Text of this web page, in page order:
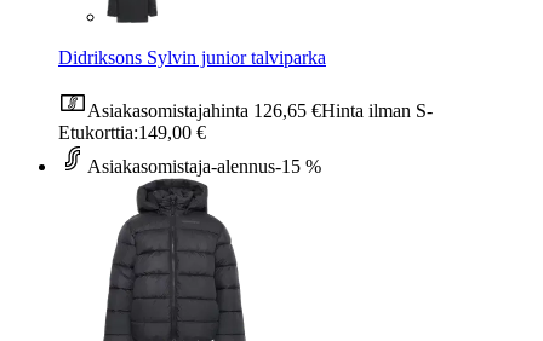
Didriksons Sylvin junior talviparka
Asiakasomistajahinta 126,65 €Hinta ilman S-
Etukorttia:149,00 €
Asiakasomistaja-alennus-15 %